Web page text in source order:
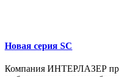
Новая серия SC
Компания ИНТЕРЛАЗЕР